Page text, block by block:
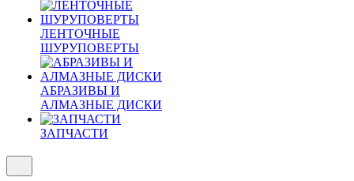
ЛЕНТОЧНЫЕ
ШУРУПОВЕРТЫ
АБРАЗИВЫ И
АЛМАЗНЫЕ ДИСКИ
ЗАПЧАСТИ